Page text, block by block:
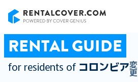
RENTAL GUIDE
for residents of コロンビア変
更